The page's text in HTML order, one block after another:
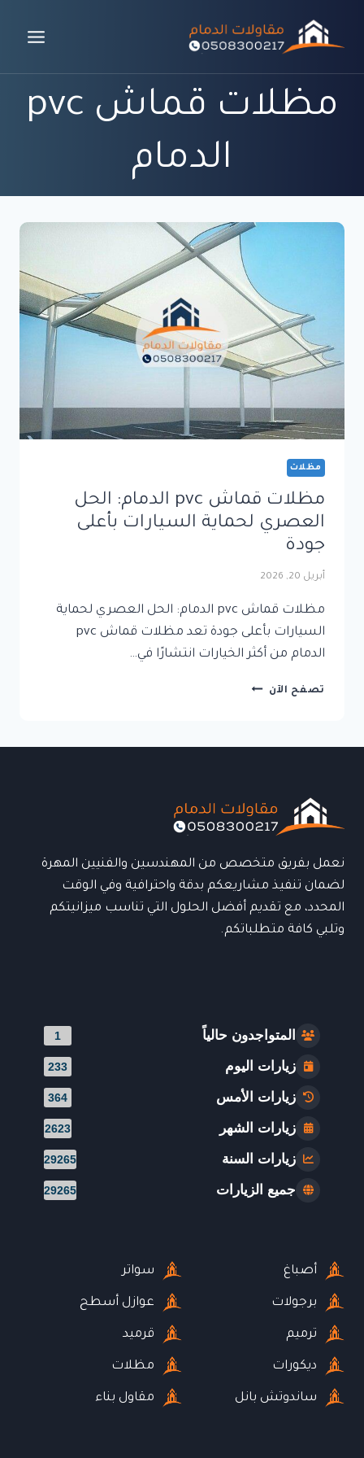
مظلات قماش pvc
الدمام
مظلات
مظلات قماش pvc الدمام: الحل
العصري لحماية السيارات بأعلى
جودة
أبريل 20, 2026
مظلات قماش pvc الدمام: الحل العصري لحماية
السيارات بأعلى جودة تعد مظلات قماش pvc
الدمام من أكثر الخيارات انتشارًا في…
تصفح الآن مظلات
السيارات
بأعلى
نعمل بفريق متخصص من المهندسين والفنيين المهرة
لضمان تنفيذ مشاريعكم بدقة واحترافية وفي الوقت
المحدد، مع تقديم أفضل الحلول التي تناسب ميزانيتكم
وتلبي كافة متطلباتكم.
المتواجدون حالياً 1
زيارات اليوم 233
زيارات الأمس 364
زيارات الشهر 2623
زيارات السنة 29265
جميع الزيارات 29265
أصباغ
برجولات
ترميم
ديكورات
ساندوتش بانل
سواتر
عوازل أسطح
قرميد
مظلات
مقاول بناء